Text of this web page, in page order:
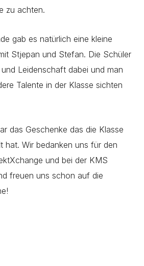
zu achten.
gab es natürlich eine kleine
Stjepan und Stefan. Die Schüler
Leidenschaft dabei und man
Talente in der Klasse sichten
das Geschenke das die Klasse
hat. Wir bedanken uns für den
und bei der KMS
freuen uns schon auf die